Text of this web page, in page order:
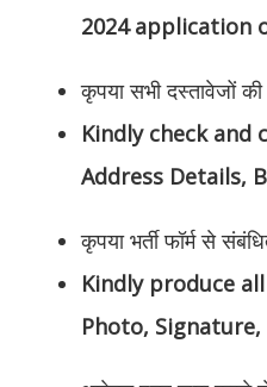
2024 application
कृपया सभी दस्तावेजों
Kindly check
Address Details,
कृपया भर्ती फॉर्म से
Kindly produce
Photo,